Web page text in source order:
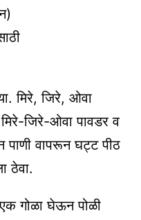
मिरे, जिरे, ओवा
जिरे-ओवा पावडर व
वापरून घट्ट पीठ
ठेवा.
गोळा घेऊन पोळी